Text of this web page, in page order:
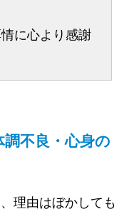
に心より感謝
不良・心身の
理由はぼかしても